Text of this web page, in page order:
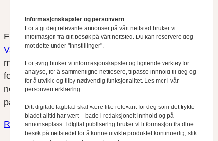
Finansfokus arbeider etterRedaktørplakatenogVær
Varsom-plakatensregler for god presseskikk, som
medlem av Fagpressen. Finansfokus har ikke ansvar
for innhold på eksterne nettsider som det lenkes til fra
nettsidene. Vi benytter
på våre nettsider.
Redaktørplakaten ● Vær Varsomplakaten
Informasjonskapsler og personvern
For å gi deg relevante annonser på vårt nettsted bruker vi
informasjon fra ditt besøk på vårt nettsted. Du kan reservere deg
mot dette under "Innstillinger".
For øvrig bruker vi informasjonskapsler og lignende verktøy for
analyse, for å sammenligne nettlesere, tilpasse innhold til deg og
for å utvikle og tilby nødvendig funksjonalitet. Les mer i vår
personvernerklæring.
Ditt digitale fagblad skal være like relevant for deg som det trykte
bladet alltid har vært – bade i redaksjonelt innhold og på
annonseplass. I digital publisering bruker vi informasjon fra dine
besøk på nettstedet for å kunne utvikle produktet kontinuerlig, slik